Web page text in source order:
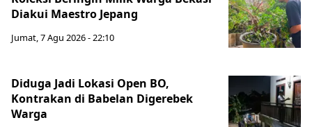
Diakui Maestro Jepang
Jumat, 7 Agu 2026 - 22:10
Diduga Jadi Lokasi Open BO,
Kontrakan di Babelan Digerebek
Warga